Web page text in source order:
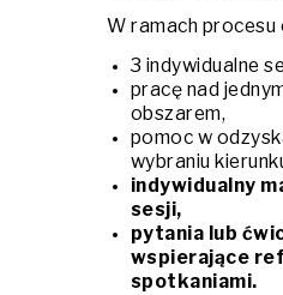
W ramach procesu
3 indywidualne
pracę nad
obszarem,
pomoc w
wybraniu
indywidualny
sesji,
pytania lub
wspierające
spotkaniami.